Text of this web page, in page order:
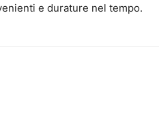
e durature nel tempo.